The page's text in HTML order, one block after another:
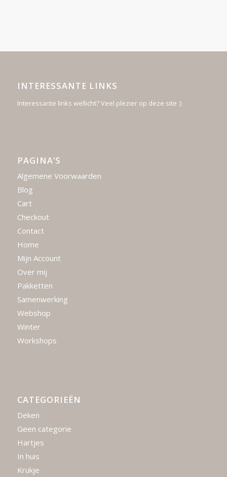
INTERESSANTE LINKS
Interessante links wellicht? Veel plezier op deze site :)
PAGINA’S
Algemene Voorwaarden
Blog
Cart
Checkout
Contact
Home
Mijn Account
Over mij
Pakketten
Samenwerking
Webshop
Winter
Workshops
CATEGORIEËN
Deken
Geen categorie
Hartjes
In huis
Krukje